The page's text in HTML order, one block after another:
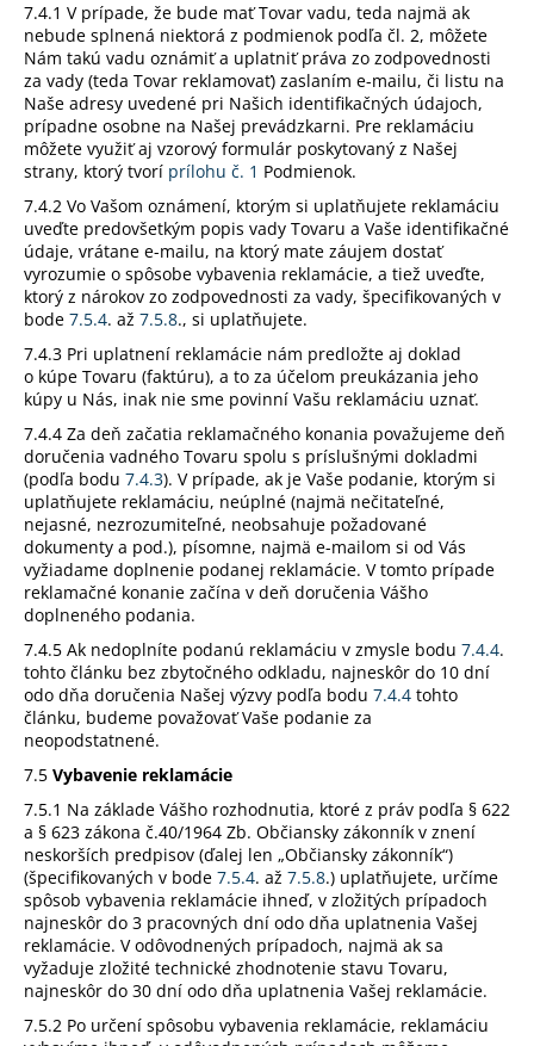
7.4.1 V prípade, že bude mať Tovar vadu, teda najmä ak
nebude splnená niektorá z podmienok podľa čl. 2, môžete
Nám takú vadu oznámiť a uplatniť práva zo zodpovednosti
za vady (teda Tovar reklamovať) zaslaním e-mailu, či listu na
Naše adresy uvedené pri Našich identifikačných údajoch,
prípadne osobne na Našej prevádzkarni. Pre reklamáciu
môžete využiť aj vzorový formulár poskytovaný z Našej
strany, ktorý tvorí prílohu č. 1 Podmienok.
7.4.2 Vo Vašom oznámení, ktorým si uplatňujete reklamáciu
uveďte predovšetkým popis vady Tovaru a Vaše identifikačné
údaje, vrátane e-mailu, na ktorý mate záujem dostať
vyrozumie o spôsobe vybavenia reklamácie, a tiež uveďte,
ktorý z nárokov zo zodpovednosti za vady, špecifikovaných v
bode 7.5.4. až 7.5.8., si uplatňujete.
7.4.3 Pri uplatnení reklamácie nám predložte aj doklad
o kúpe Tovaru (faktúru), a to za účelom preukázania jeho
kúpy u Nás, inak nie sme povinní Vašu reklamáciu uznať.
7.4.4 Za deň začatia reklamačného konania považujeme deň
doručenia vadného Tovaru spolu s príslušnými dokladmi
(podľa bodu 7.4.3). V prípade, ak je Vaše podanie, ktorým si
uplatňujete reklamáciu, neúplné (najmä nečitateľné,
nejasné, nezrozumiteľné, neobsahuje požadované
dokumenty a pod.), písomne, najmä e-mailom si od Vás
vyžiadame doplnenie podanej reklamácie. V tomto prípade
reklamačné konanie začína v deň doručenia Vášho
doplneného podania.
7.4.5 Ak nedoplníte podanú reklamáciu v zmysle bodu 7.4.4.
tohto článku bez zbytočného odkladu, najneskôr do 10 dní
odo dňa doručenia Našej výzvy podľa bodu 7.4.4 tohto
článku, budeme považovať Vaše podanie za
neopodstatnené.
7.5 Vybavenie reklamácie
7.5.1 Na základe Vášho rozhodnutia, ktoré z práv podľa § 622
a § 623 zákona č.40/1964 Zb. Občiansky zákonník v znení
neskorších predpisov (ďalej len „Občiansky zákonník“)
(špecifikovaných v bode 7.5.4. až 7.5.8.) uplatňujete, určíme
spôsob vybavenia reklamácie ihneď, v zložitých prípadoch
najneskôr do 3 pracovných dní odo dňa uplatnenia Vašej
reklamácie. V odôvodnených prípadoch, najmä ak sa
vyžaduje zložité technické zhodnotenie stavu Tovaru,
najneskôr do 30 dní odo dňa uplatnenia Vašej reklamácie.
7.5.2 Po určení spôsobu vybavenia reklamácie, reklamáciu